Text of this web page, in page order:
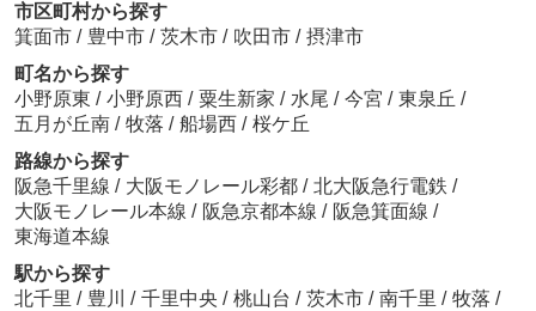
市区町村から探す
箕面市 / 豊中市 / 茨木市 / 吹田市 / 摂津市
町名から探す
小野原東 / 小野原西 / 粟生新家 / 水尾 / 今宮 / 東泉丘 /
五月が丘南 / 牧落 / 船場西 / 桜ケ丘
路線から探す
阪急千里線 / 大阪モノレール彩都 / 北大阪急行電鉄 /
大阪モノレール本線 / 阪急京都本線 / 阪急箕面線 /
東海道本線
駅から探す
北千里 / 豊川 / 千里中央 / 桃山台 / 茨木市 / 南千里 / 牧落 /